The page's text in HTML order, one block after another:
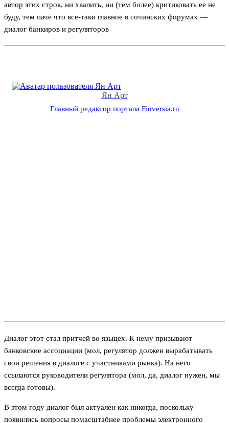
автор этих строк, ни хвалить, ни (тем более) критиковать ее не
буду, тем паче что все-таки главное в сочинских форумах —
диалог банкиров и регуляторов
Ян Арт
Главный редактор портала Finversia.ru
Диалог этот стал притчей во языцех. К нему призывают
банковские ассоциации (мол, регулятор должен вырабатывать
свои решения в диалоге с участниками рынка). На него
ссылаются руководители регулятора (мол, да, диалог нужен, мы
всегда готовы).
В этом году диалог был актуален как никогда, поскольку
появились вопросы помасштабнее проблемы электронного